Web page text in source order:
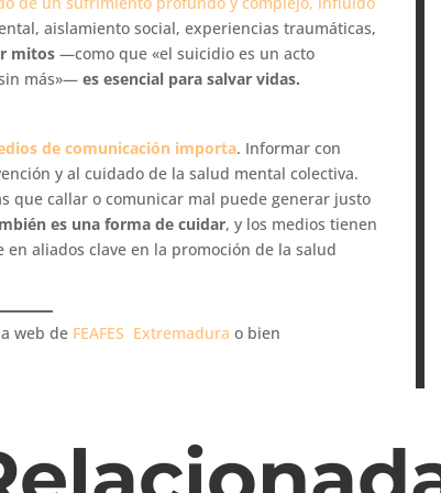
aislamiento social, experiencias traumáticas,
mitos —como que «el suicidio es un acto
sin más»—es esencial para salvar vidas.
de comunicación importa. Informar con
y al cuidado de la salud mental colectiva.
que callar o comunicar mal puede generar justo
es una forma de cuidar, y los medios tienen
aliados clave en la promoción de la salud
web de FEAFES Extremadura o bien